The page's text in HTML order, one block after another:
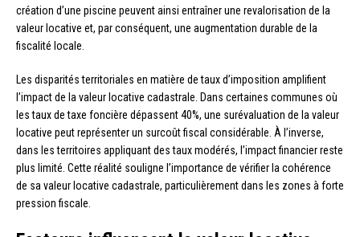
création d’une piscine peuvent ainsi entraîner une revalorisation de la
valeur locative et, par conséquent, une augmentation durable de la
fiscalité locale.
Les disparités territoriales en matière de taux d’imposition amplifient
l’impact de la valeur locative cadastrale. Dans certaines communes où
les taux de taxe foncière dépassent 40%, une surévaluation de la valeur
locative peut représenter un surcoût fiscal considérable. À l’inverse,
dans les territoires appliquant des taux modérés, l’impact financier reste
plus limité. Cette réalité souligne l’importance de vérifier la cohérence
de sa valeur locative cadastrale, particulièrement dans les zones à forte
pression fiscale.